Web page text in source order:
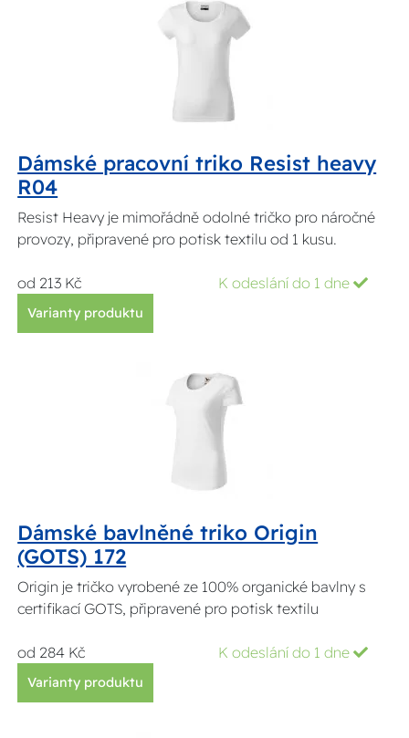
Dámské pracovní triko Resist heavy
R04
Resist Heavy je mimořádně odolné tričko pro náročné
provozy, připravené pro potisk textilu od 1 kusu.
od 213 Kč K odeslání do 1 dne
Varianty produktu
Dámské bavlněné triko Origin
(GOTS) 172
Origin je tričko vyrobené ze 100% organické bavlny s
certifikací GOTS, připravené pro potisk textilu
od 284 Kč K odeslání do 1 dne
Varianty produktu